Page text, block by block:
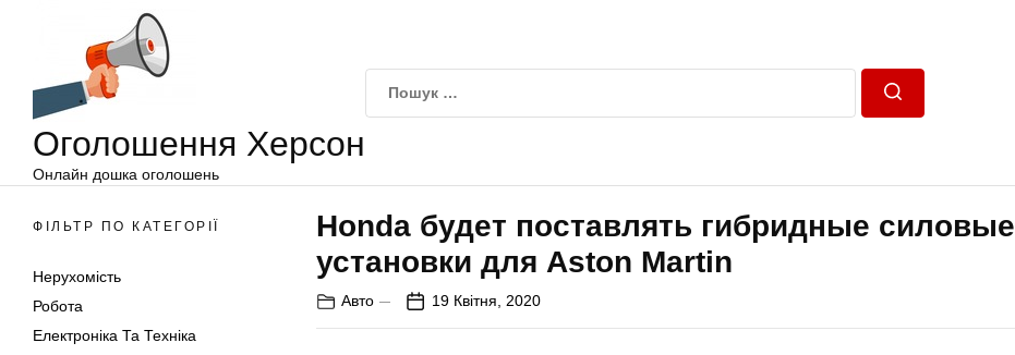
Оголошення Херсон
Онлайн дошка оголошень
ФІЛЬТР ПО КАТЕГОРІЇ
Нерухомість
Робота
Електроніка Та Техніка
Honda будет поставлять гибридные силовые
установки для Aston Martin
Авто 19 Квітня, 2020